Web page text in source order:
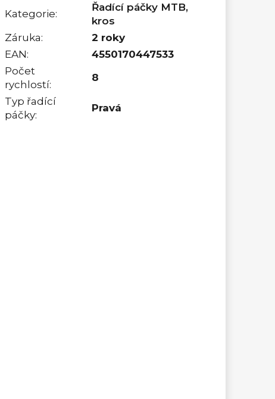
Kategorie:
Řadící páčky MTB,
kros
Záruka:
2 roky
EAN:
4550170447533
Počet
rychlostí:
8
Typ řadící
páčky:
Pravá